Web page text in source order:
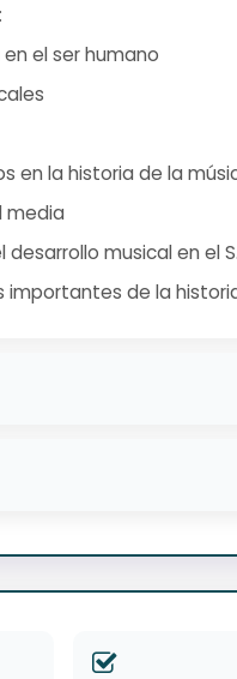
el ser humano
en la historia de la
media
musical en el
importantes de la